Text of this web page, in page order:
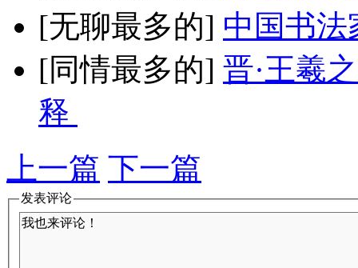
[无聊最多的] 中国书法
[同情最多的] 晋·王羲
释
上一篇 下一篇
发表评论